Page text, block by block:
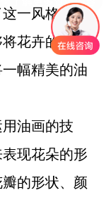
一风格的代
花卉的美丽
幅精美的油
油画的技
现花朵的形
的形状、颜